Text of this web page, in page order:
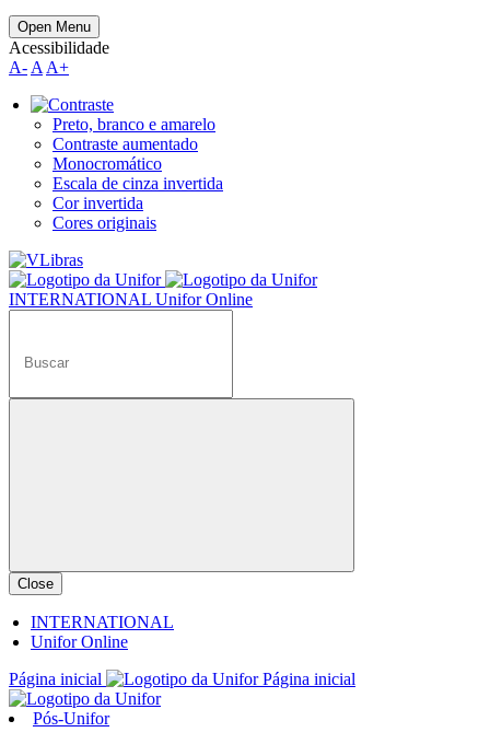
Open Menu
Acessibilidade
A- A A+
Preto, branco e amarelo
Contraste aumentado
Monocromático
Escala de cinza invertida
Cor invertida
Cores originais
INTERNATIONAL Unifor Online
Close
INTERNATIONAL
Unifor Online
Página inicial
Página inicial
Pós-Unifor